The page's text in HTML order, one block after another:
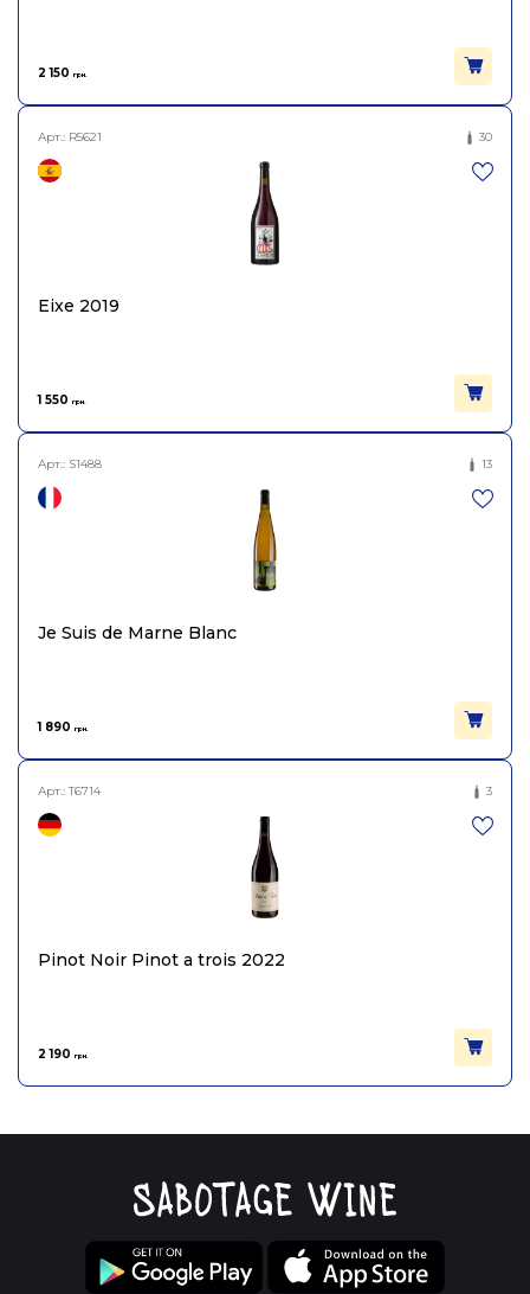
2 150 грн.
Арт.: R5621 30
Eixe 2019
1 550 грн.
Арт.: S1488 13
Je Suis de Marne Blanc
1 890 грн.
Арт.:T6714 3
Pinot Noir Pinot a trois 2022
2 190 грн.